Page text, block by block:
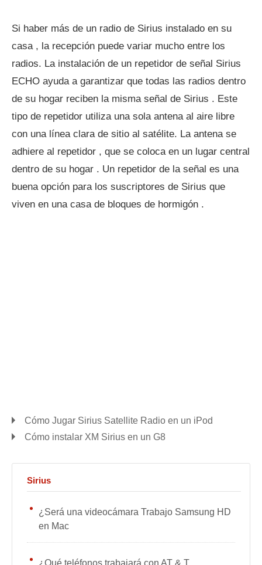
Si haber más de un radio de Sirius instalado en su
casa , la recepción puede variar mucho entre los
radios. La instalación de un repetidor de señal Sirius
ECHO ayuda a garantizar que todas las radios dentro
de su hogar reciben la misma señal de Sirius . Este
tipo de repetidor utiliza una sola antena al aire libre
con una línea clara de sitio al satélite. La antena se
adhiere al repetidor , que se coloca en un lugar central
dentro de su hogar . Un repetidor de la señal es una
buena opción para los suscriptores de Sirius que
viven en una casa de bloques de hormigón .
Cómo Jugar Sirius Satellite Radio en un iPod
Cómo instalar XM Sirius en un G8
Sirius
¿Será una videocámara Trabajo Samsung HD
en Mac
¿Qué teléfonos trabajará con AT & T